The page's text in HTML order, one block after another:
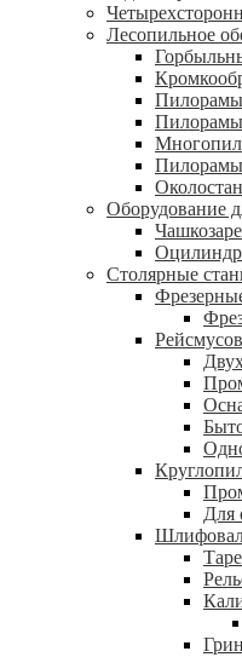
Лесопильное
Оборудование
Столярные
Для